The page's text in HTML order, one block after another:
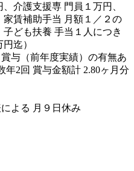
介護支援専 門員１万円、
賃補助手当 月額１／２の
ども扶養 手当１人につき
迄）
与（前年度実績）の有無あ
年2回 賞与金額計 2.80ヶ月分
よる 月９日休み